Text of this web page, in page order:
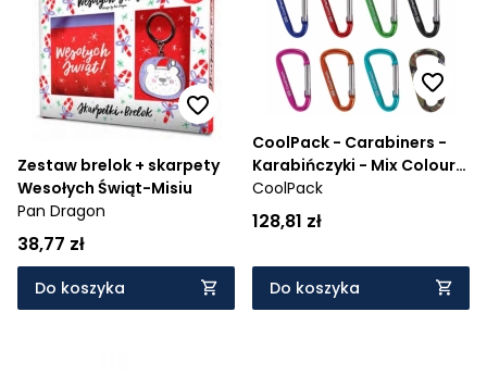
Zestaw brelok + skarpety
Wesołych Świąt-Misiu
Pan Dragon
38,77 zł
Do koszyka
CoolPack - Carabiners -
Karabińczyki - Mix Colours
(80064CP)
CoolPack
128,81 zł
Do koszyka